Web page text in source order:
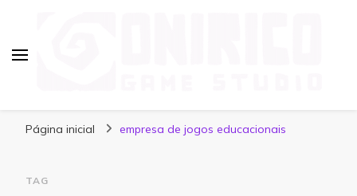
Página inicial empresa de jogos educacionais
TAG